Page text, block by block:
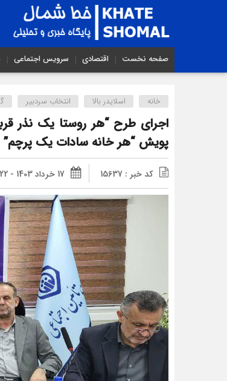
صفحه نخست اقتصادی سرویس اجتماعی
خانه اسلایدر بالا انتخاب سردبیر
اجرای طرح “هر روستا یک نذر
پویش “هر خانه سادات یک پرچم”
کد خبر : 15637 17 خرداد 1403 - 14:22